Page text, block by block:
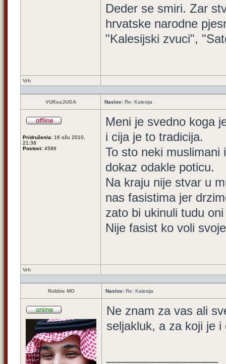
Deder se smiri. Zar
hrvatske narodne
"Kalesijski zvuci",
Vrh
VUKsaJUGA Naslov: Re: Kalesija
Pridružen/a: 16 ožu 2010,
21:38
Postovi: 4586
Meni je svedno koga
i cija je to tradicija.
To sto neki muslimani
dokaz odakle poticu.
Na kraju nije stvar u
nas fasistima jer
zato bi ukinuli tudu
Nije fasist ko voli
Vrh
Robbie MO Naslov: Re: Kalesija
Ne znam za vas ali
seljakluk, a za koji je